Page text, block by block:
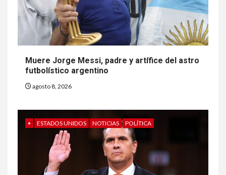
Muere Jorge Messi, padre y artífice del astro
futbolístico argentino
agosto 8, 2026
• ESTADOS UNIDOS NOTICIAS POLÍTICA